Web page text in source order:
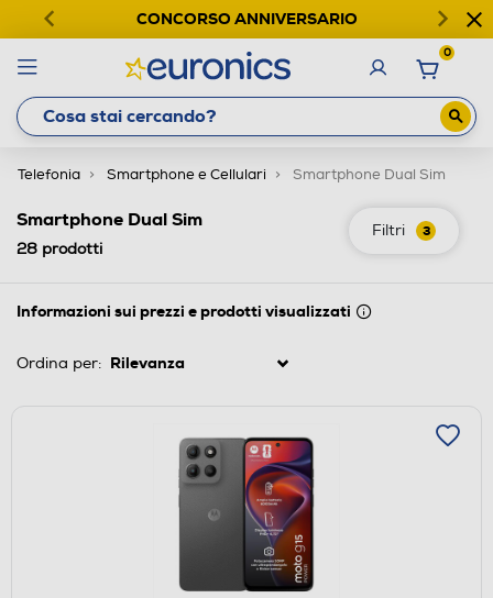
CONCORSO ANNIVERSARIO
0
Telefonia Smartphone e Cellulari Smartphone Dual Sim
Filtri 3
Smartphone Dual Sim
28 prodotti
Informazioni sui prezzi e prodotti visualizzati
Ordina per: